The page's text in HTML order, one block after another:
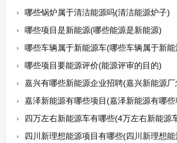
哪些锅炉属于清洁能源吗(清洁能源炉子)
哪些项目是新能源(哪些能源是新能源)
哪些车辆属于新能源车(哪些车辆属于新能
哪些项目要能源评价(能源评审的目的)
嘉兴有哪些新能源企业招聘(嘉兴新能源厂
嘉泽新能源有哪些项目(嘉泽新能源有哪
四万左右新能源车有哪些(4万左右新能源
四川新理想能源项目有哪些(四川新理想能源科